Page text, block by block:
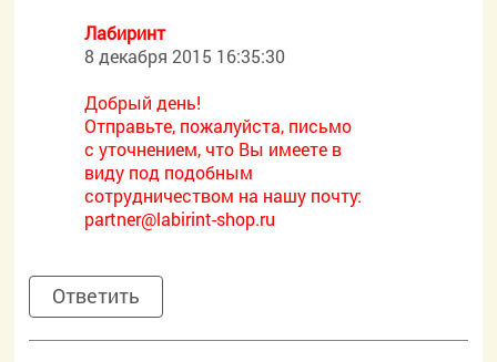
Лабиринт
8 декабря 2015 16:35:30
Добрый день!
Отправьте, пожалуйста, письмо
с уточнением, что Вы имеете в
виду под подобным
сотрудничеством на нашу почту:
partner@labirint-shop.ru
Ответить